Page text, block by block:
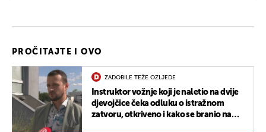
PROČITAJTE I OVO
ZADOBILE TEŽE OZLJEDE
Instruktor vožnje koji je naletio na dvije
djevojčice čeka odluku o istražnom
zatvoru, otkriveno i kako se branio na